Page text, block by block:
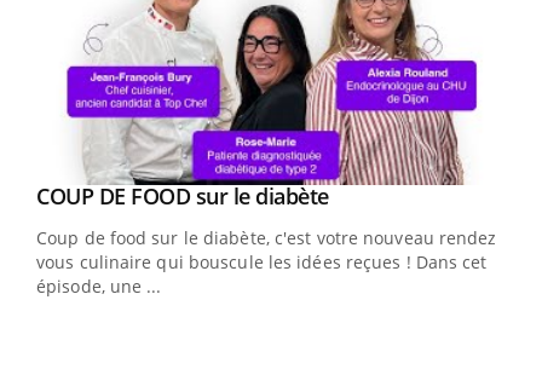
Youtube
COUP DE FOOD sur le diabèteYoutube
Coup de food sur le diabète, c'est votre nouveau rendez-
vous culinaire qui bouscule les idées reçues ! Dans cet
épisode, une ...